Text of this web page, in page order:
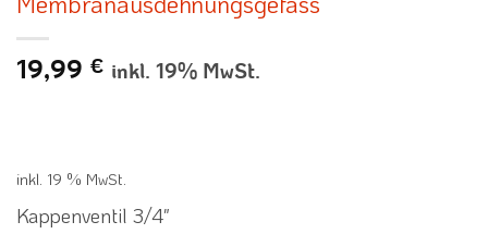
19,99 € inkl. 19% MwSt.
inkl. 19 % MwSt.
Kappenventil 3/4″